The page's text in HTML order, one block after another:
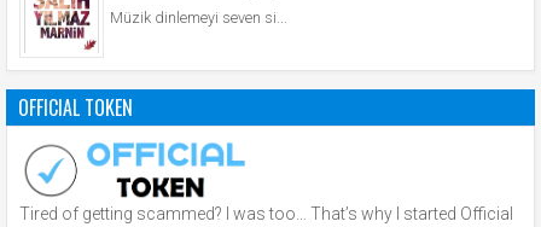
Müzik dinlemeyi seven si...
OFFICIAL TOKEN
Tired of getting scammed? I was too… That’s why I started Official